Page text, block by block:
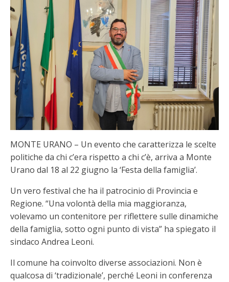
MONTE URANO – Un evento che caratterizza le scelte
politiche da chi c’era rispetto a chi c’è, arriva a Monte
Urano dal 18 al 22 giugno la ‘Festa della famiglia’.
Un vero festival che ha il patrocinio di Provincia e
Regione. “Una volontà della mia maggioranza,
volevamo un contenitore per riflettere sulle dinamiche
della famiglia, sotto ogni punto di vista” ha spiegato il
sindaco Andrea Leoni.
Il comune ha coinvolto diverse associazioni. Non è
qualcosa di ‘tradizionale’, perché Leoni in conferenza